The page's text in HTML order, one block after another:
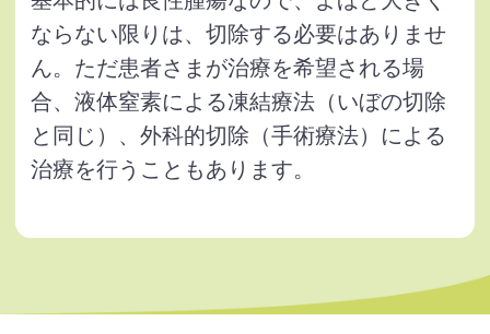
ならない限りは、切除する必要はありませ
ん。ただ患者さまが治療を希望される場
合、液体窒素による凍結療法（いぼの切除
と同じ）、外科的切除（手術療法）による
治療を行うこともあります。